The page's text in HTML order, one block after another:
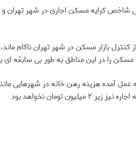
کنترل بازار مسکن در شهر تهران ناکام
مسکن را در این مناطق به طور بی سابقه ای
تومان نخواهد بود